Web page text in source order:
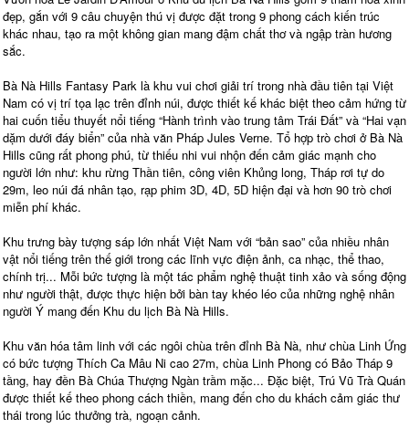
đẹp, gắn với 9 câu chuyện thú vị được đặt trong 9 phong cách kiến trúc
khác nhau, tạo ra một không gian mang đậm chất thơ và ngập tràn hương
sắc.
Bà Nà Hills Fantasy Park là khu vui chơi giải trí trong nhà đầu tiên tại Việt
Nam có vị trí tọa lạc trên đỉnh núi, được thiết kế khác biệt theo cảm hứng từ
hai cuốn tiểu thuyết nổi tiếng “Hành trình vào trung tâm Trái Đất” và “Hai vạn
dặm dưới đáy biển” của nhà văn Pháp Jules Verne. Tổ hợp trò chơi ở Bà Nà
Hills cũng rất phong phú, từ thiếu nhi vui nhộn đến cảm giác mạnh cho
người lớn như: khu rừng Thần tiên, công viên Khủng long, Tháp rơi tự do
29m, leo núi đá nhân tạo, rạp phim 3D, 4D, 5D hiện đại và hơn 90 trò chơi
miễn phí khác.
Khu trưng bày tượng sáp lớn nhất Việt Nam với “bản sao” của nhiều nhân
vật nổi tiếng trên thế giới trong các lĩnh vực điện ảnh, ca nhạc, thể thao,
chính trị... Mỗi bức tượng là một tác phẩm nghệ thuật tinh xảo và sống động
như người thật, được thực hiện bởi bàn tay khéo léo của những nghệ nhân
người Ý mang đến Khu du lịch Bà Nà Hills.
Khu văn hóa tâm linh với các ngôi chùa trên đỉnh Bà Nà, như chùa Linh Ứng
có bức tượng Thích Ca Mâu Ni cao 27m, chùa Linh Phong có Bảo Tháp 9
tầng, hay đền Bà Chúa Thượng Ngàn trầm mặc... Đặc biệt, Trú Vũ Trà Quán
được thiết kế theo phong cách thiền, mang đến cho du khách cảm giác thư
thái trong lúc thưởng trà, ngoạn cảnh.